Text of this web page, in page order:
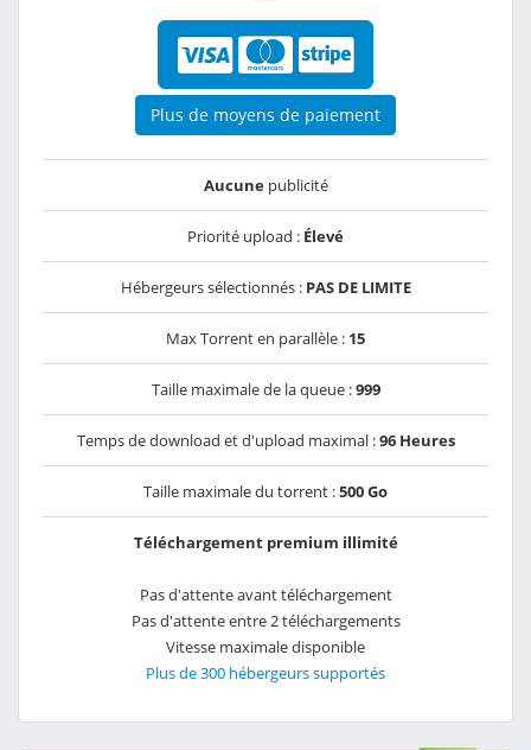
Plus de moyens de paiement
Aucunepublicité
Priorité upload : Élevé
Hébergeurs sélectionnés : PAS DE LIMITE
Max Torrent en parallèle : 15
Taille maximale de la queue :999
Temps de download et d'upload maximal :96 Heures
Taille maximale du torrent :500 Go
Téléchargement premium illimité
Pas d'attente avant téléchargement
Pas d'attente entre 2 téléchargements
Vitesse maximale disponible
Plus de 300 hébergeurs supportés